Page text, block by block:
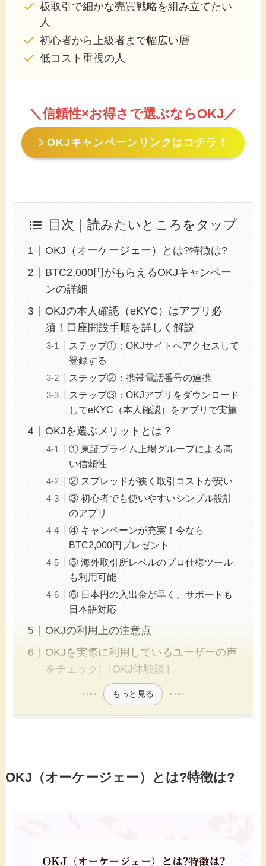
板取引で細かな売買戦略を組み立てたい
人
初心者から上級者まで幅広い層
低コスト重視の人
＼信頼性×お得さで選ぶならOKJ／
OKJキャンペーンリンクはコチラ！
目次｜読みたいところをタップ
OKJ（オーケージェー）とは?特徴は?
BTC2,000円がもらえるOKJキャンペー
ンの詳細
OKJの本人確認（eKYC）はアプリ必
須！口座開設手順を詳しく解説
ステップ①：OKJサイトへアクセスして
登録する
ステップ②：携帯電話番号の連携
ステップ③：OKJアプリをダウンロード
してeKYC（本人確認）をアプリで実施
OKJを選ぶメリットとは？
① 東証プライム上場グループによる高
い信頼性
② スプレッドが狭く取引コストが安い
③ 初心者でも使いやすいシンプル設計
のアプリ
④ キャンペーンが充実！今なら
BTC2,000円プレゼント
⑤ 海外取引所レベルのプロ仕様ツール
も利用可能
⑥ 日本円の入出金が早く、サポートも
日本語対応
OKJの利用上の注意点
OKJを実際に利用しているユーザーの声
をチェック!［OKJ体験談］
もっと見る
OKJ（オーケージェー）とは?特徴は?